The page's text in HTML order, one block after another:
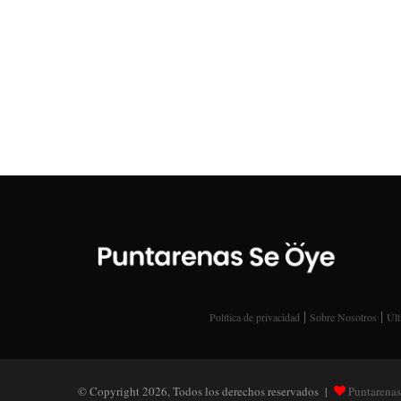
Política de privacidad | Sobre Nosotros |
© Copyright 2026, Todos los derechos reservados |